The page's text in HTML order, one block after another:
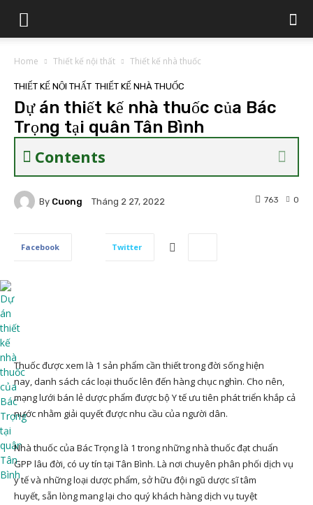
Home Thiết kế nội thất Thiết kế nhà thuốc
THIẾT KẾ NỘI THẤT THIẾT KẾ NHÀ THUỐC
Dự án thiết kế nhà thuốc của Bác
Trọng tại quân Tân Bình
Contents
By Cuong Tháng 2 27, 2022 0
763
Facebook Twitter
Thuốc được xem là 1 sản phẩm cần thiết trong đời sống hiện
nay, danh sách các loại thuốc lên đến hàng chục nghìn. Cho nên,
mạng lưới bán lẻ dược phẩm được bộ Y tế ưu tiên phát triển khắp cả
nước nhằm giải quyết được nhu cầu của người dân.
Nhà thuốc của Bác Trọng là 1 trong những nhà thuốc đạt chuẩn
GPP lâu đời, có uy tín tại Tân Bình. Là nơi chuyên phân phối dịch vụ
y tế và những loại dược phẩm, sở hữu đội ngũ dược sĩ tâm
huyết, sẵn lòng mang lại cho quý khách hàng dịch vụ tuyệt